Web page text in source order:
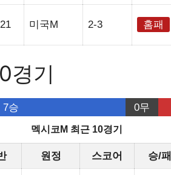
미국M 2-3 홈패
경기
7승 0무
멕시코M 최근 10경기
원정 스코어 승/패